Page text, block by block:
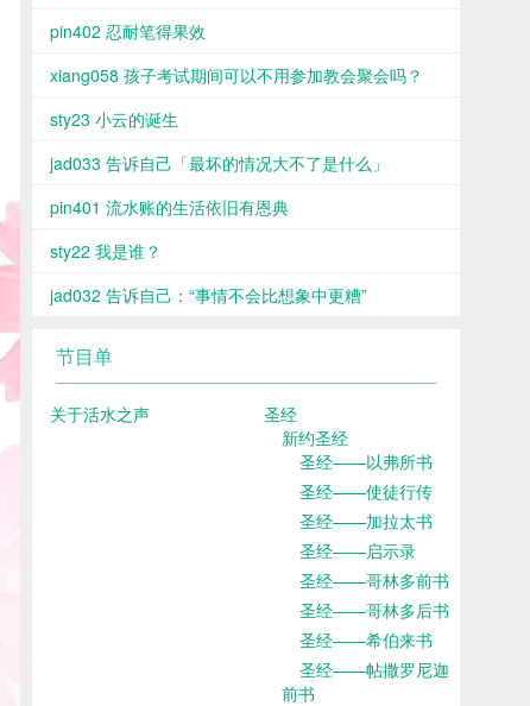
pin402 忍耐笔得果效
xiang058 孩子考试期间可以不用参加教会聚会吗？
sty23 小云的诞生
jad033 告诉自己「最坏的情况大不了是什么」
pin401 流水账的生活依旧有恩典
sty22 我是谁？
jad032 告诉自己：“事情不会比想象中更糟”
节目单
关于活水之声
圣经
新约圣经
圣经——以弗所书
圣经——使徒行传
圣经——加拉太书
圣经——启示录
圣经——哥林多前书
圣经——哥林多后书
圣经——希伯来书
圣经——帖撒罗尼迦
前书